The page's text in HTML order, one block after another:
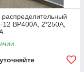
ВР400А, 2*250А,